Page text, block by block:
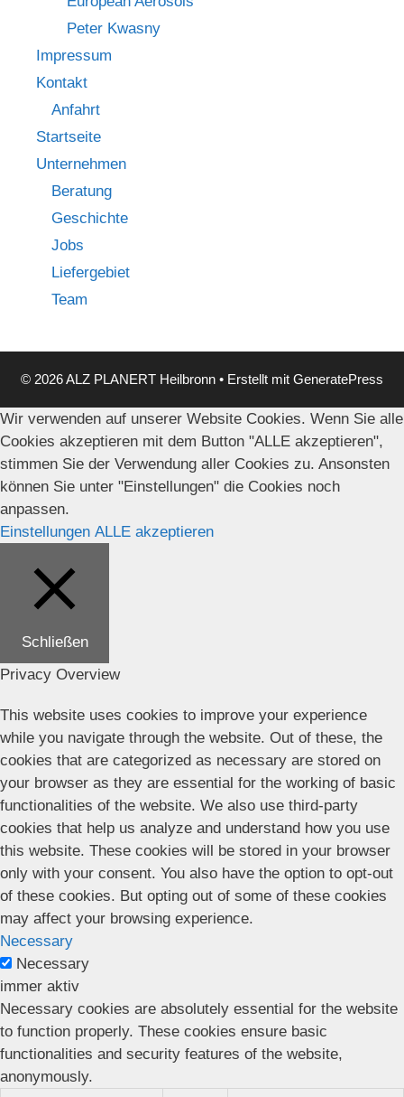
Peter Kwasny
Impressum
Kontakt
Anfahrt
Startseite
Unternehmen
Beratung
Geschichte
Jobs
Liefergebiet
Team
© 2026 ALZ PLANERT Heilbronn • Erstellt mit GeneratePress
Wir verwenden auf unserer Website Cookies. Wenn Sie alle
Cookies akzeptieren mit dem Button "ALLE akzeptieren",
stimmen Sie der Verwendung aller Cookies zu. Ansonsten
können Sie unter "Einstellungen" die Cookies noch
anpassen.
Einstellungen ALLE akzeptieren
Schließen
Privacy Overview
This website uses cookies to improve your experience
while you navigate through the website. Out of these, the
cookies that are categorized as necessary are stored on
your browser as they are essential for the working of basic
functionalities of the website. We also use third-party
cookies that help us analyze and understand how you use
this website. These cookies will be stored in your browser
only with your consent. You also have the option to opt-out
of these cookies. But opting out of some of these cookies
may affect your browsing experience.
Necessary
Necessary
immer aktiv
Necessary cookies are absolutely essential for the website
to function properly. These cookies ensure basic
functionalities and security features of the website,
anonymously.